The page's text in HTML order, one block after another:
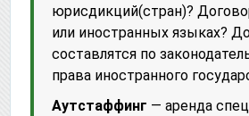
юрисдикций(стран)?
или иностранных языках?
составлятся по
права иностранного
Аутстаффинг — аренда